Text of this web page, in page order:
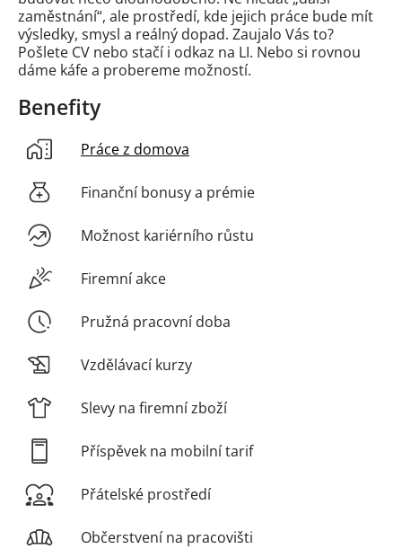
zaměstnání“, ale prostředí, kde jejich práce bude mít
výsledky, smysl a reálný dopad. Zaujalo Vás to?
Pošlete CV nebo stačí i odkaz na LI. Nebo si rovnou
dáme káfe a probereme možností.
Benefity
Práce z domova
Finanční bonusy a prémie
Možnost kariérního růstu
Firemní akce
Pružná pracovní doba
Vzdělávací kurzy
Slevy na firemní zboží
Příspěvek na mobilní tarif
Přátelské prostředí
Občerstvení na pracovišti